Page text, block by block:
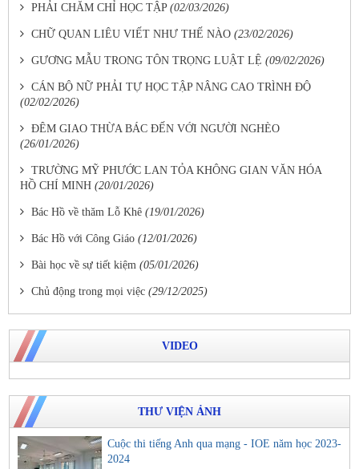
PHẢI CHĂM CHỈ HỌC TẬP (02/03/2026)
CHỮ QUAN LIÊU VIẾT NHƯ THẾ NÀO (23/02/2026)
GƯƠNG MẪU TRONG TÔN TRỌNG LUẬT LỆ (09/02/2026)
CÁN BỘ NỮ PHẢI TỰ HỌC TẬP NÂNG CAO TRÌNH ĐỘ
(02/02/2026)
ĐÊM GIAO THỪA BÁC ĐẾN VỚI NGƯỜI NGHÈO
(26/01/2026)
TRƯỜNG MỸ PHƯỚC LAN TỎA KHÔNG GIAN VĂN HÓA
HỒ CHÍ MINH (20/01/2026)
Bác Hồ về thăm Lỗ Khê (19/01/2026)
Bác Hồ với Công Giáo (12/01/2026)
Bài học về sự tiết kiệm (05/01/2026)
Chủ động trong mọi việc (29/12/2025)
VIDEO
THƯ VIỆN ẢNH
Cuộc thi tiếng Anh qua mạng - IOE năm học 2023-
2024